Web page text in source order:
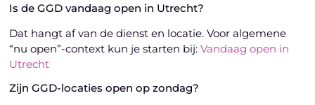
Is de GGD vandaag open in Utrecht?
Dat hangt af van de dienst en locatie. Voor algemene
“nu open”-context kun je starten bij:Vandaag open in
Utrecht
Zijn GGD-locaties open op zondag?